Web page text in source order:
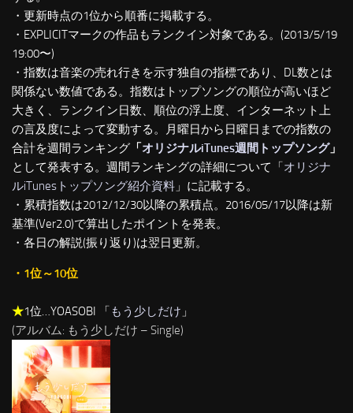
・更新時点の1位から順番に掲載する。
・EXPLICITマークの作品もランクイン対象である。(2013/5/19
19:00〜)
・指数は音楽の売れ行きを示す独自の指標であり、DL数とは
関係ない数値である。指数はトップソングの順位が高いほど
大きく、ランクイン日数、順位の浮上度、インターネット上
の言及度によって変動する。月曜日から日曜日までの指数の
合計を週間ランキング 「オリジナルiTunes週間トップソング」
として発表する。週間ランキングの詳細について「オリジナ
ルiTunesトップソング紹介資料 」に記載する。
・累積指数は2012/12/30以降の累積点。2016/05/17以降は新
基準(Ver2.0)で算出したポイントを発表。
・各日の解説(振り返り)は翌日更新。
・1位～10位
★1位…YOASOBI 「 もう少しだけ 」
(アルバム: もう少しだけ – Single)